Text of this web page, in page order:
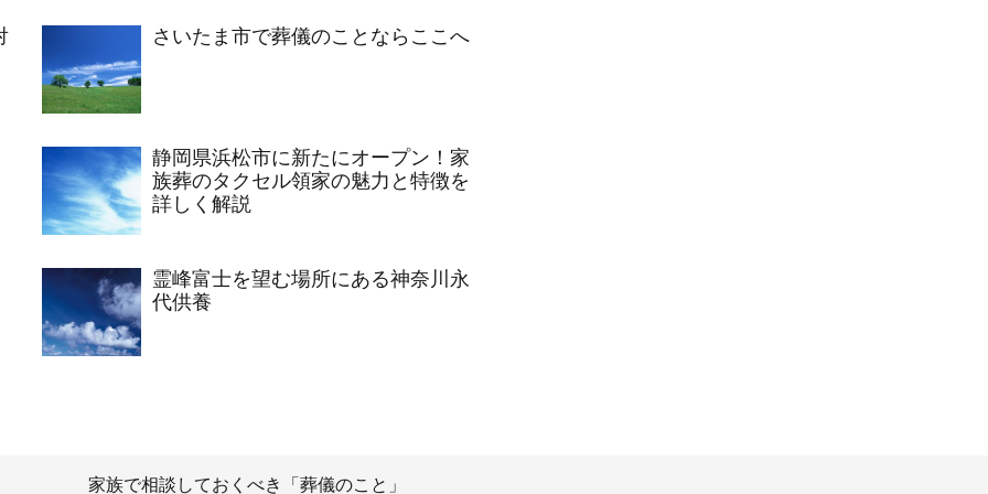
さいたま市で葬儀のことならここへ
静岡県浜松市に新たにオープン！家
族葬のタクセル領家の魅力と特徴を
詳しく解説
霊峰富士を望む場所にある神奈川永
代供養
家族で相談しておくべき「葬儀のこと」